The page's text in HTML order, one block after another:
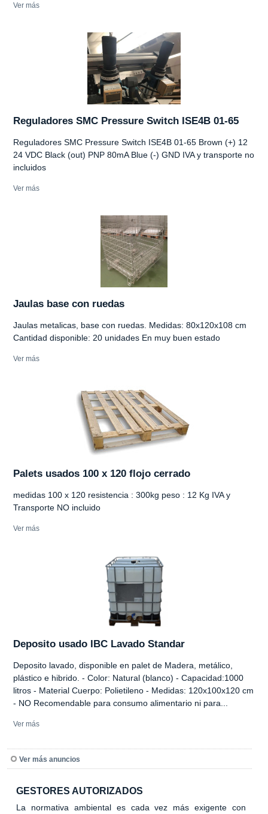
Ver más
Reguladores SMC Pressure Switch ISE4B 01-65
Reguladores SMC Pressure Switch ISE4B 01-65 Brown (+) 12
24 VDC Black (out) PNP 80mA Blue (-) GND IVA y transporte no
incluidos
Ver más
Jaulas base con ruedas
Jaulas metalicas, base con ruedas. Medidas: 80x120x108 cm
Cantidad disponible: 20 unidades En muy buen estado
Ver más
Palets usados 100 x 120 flojo cerrado
medidas 100 x 120 resistencia : 300kg peso : 12 Kg IVA y
Transporte NO incluido
Ver más
Deposito usado IBC Lavado Standar
Deposito lavado, disponible en palet de Madera, metálico,
plástico e hibrido. - Color: Natural (blanco) - Capacidad:1000
litros - Material Cuerpo: Polietileno - Medidas: 120x100x120 cm
- NO Recomendable para consumo alimentario ni para...
Ver más
Ver más anuncios
GESTORES AUTORIZADOS
La normativa ambiental es cada vez más exigente con